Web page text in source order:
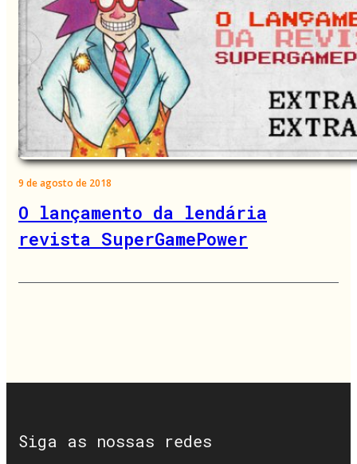
9 de agosto de 2018
O lançamento da lendária
revista SuperGamePower
Siga as nossas redes